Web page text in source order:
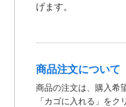
げます。
商品注文について
商品の注文は、購入希
「カゴに入れる」を